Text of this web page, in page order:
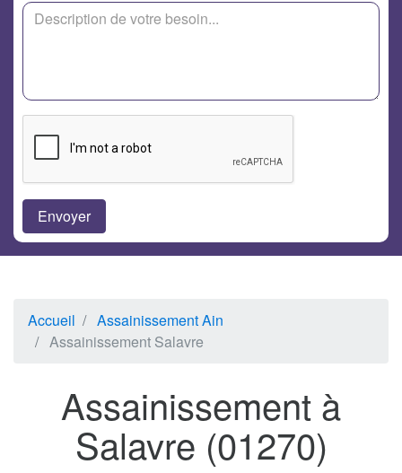
Accueil
Assainissement Ain
Assainissement Salavre
Assainissement à
Salavre (01270)